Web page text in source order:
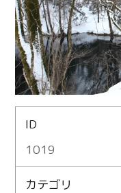
ID
1019
カテゴリ